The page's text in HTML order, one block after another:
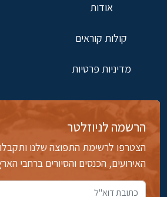
אודות
קולות קוראים
מדיניות פרטיות
הרשמה לניוזלטר
הצטרפו לרשימת התפוצה שלנו
האירועים, הכנסים והסיורים ברחבי